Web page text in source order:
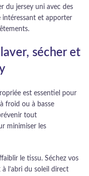
du jersey uni avec des
et apporter
sécher et
est essentiel pour
froid ou à basse
tout
minimiser les
le tissu. Séchez vos
l’abri du soleil direct